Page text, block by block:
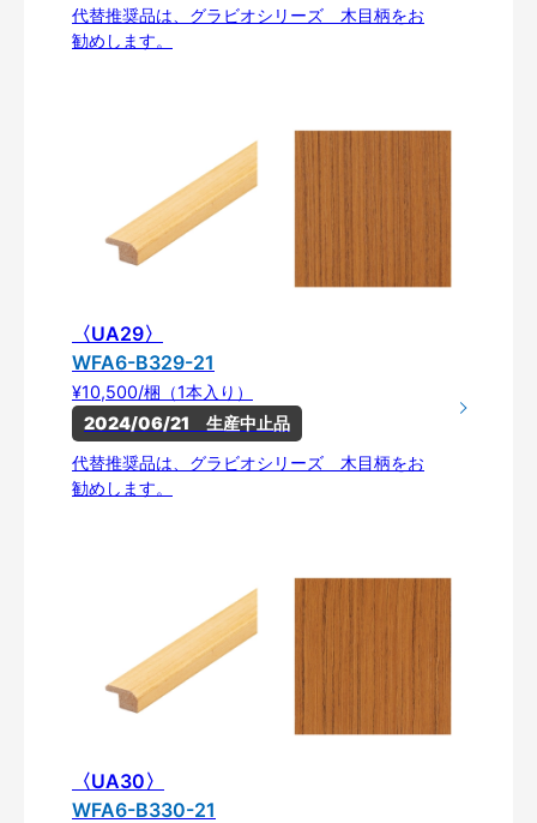
代替推奨品は、グラビオシリーズ 木目柄をお
勧めします。
〈UA29〉
WFA6-B329-21
¥10,500/梱（1本入り）
2024/06/21　生産中止品
代替推奨品は、グラビオシリーズ 木目柄をお
勧めします。
〈UA30〉
WFA6-B330-21